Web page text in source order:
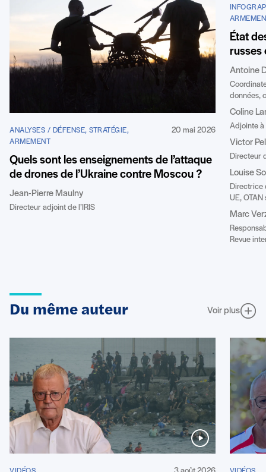
ANALYSES / DÉFENSE, STRATÉGIE,
ARMEMENT
20 mai 2026
Quels sont les enseignements de l’attaque
de drones de l’Ukraine contre Moscou ?
Jean-Pierre Maulny
Directeur adjoint de l’IRIS
État
russes
Antoine
données,
Coline
Adjointe à
Victor
Directeur
Louise
Directrice
UE,
Marc
Revue
Du même auteur Voir plus